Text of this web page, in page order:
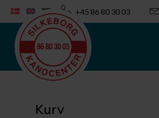
Inhalt
springen
+45 86 80 30 03
Kurv